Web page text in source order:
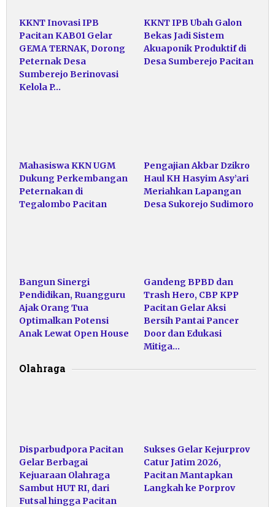
KKNT Inovasi IPB
Pacitan KAB01 Gelar
GEMA TERNAK, Dorong
Peternak Desa
Sumberejo Berinovasi
Kelola P…
KKNT IPB Ubah Galon
Bekas Jadi Sistem
Akuaponik Produktif di
Desa Sumberejo Pacitan
Mahasiswa KKN UGM
Dukung Perkembangan
Peternakan di
Tegalombo Pacitan
Pengajian Akbar Dzikro
Haul KH Hasyim Asy’ari
Meriahkan Lapangan
Desa Sukorejo Sudimoro
Bangun Sinergi
Pendidikan, Ruangguru
Ajak Orang Tua
Optimalkan Potensi
Anak Lewat Open House
Gandeng BPBD dan
Trash Hero, CBP KPP
Pacitan Gelar Aksi
Bersih Pantai Pancer
Door dan Edukasi
Mitiga…
Olahraga
Disparbudpora Pacitan
Gelar Berbagai
Kejuaraan Olahraga
Sambut HUT RI, dari
Futsal hingga Pacitan
Sukses Gelar Kejurprov
Catur Jatim 2026,
Pacitan Mantapkan
Langkah ke Porprov